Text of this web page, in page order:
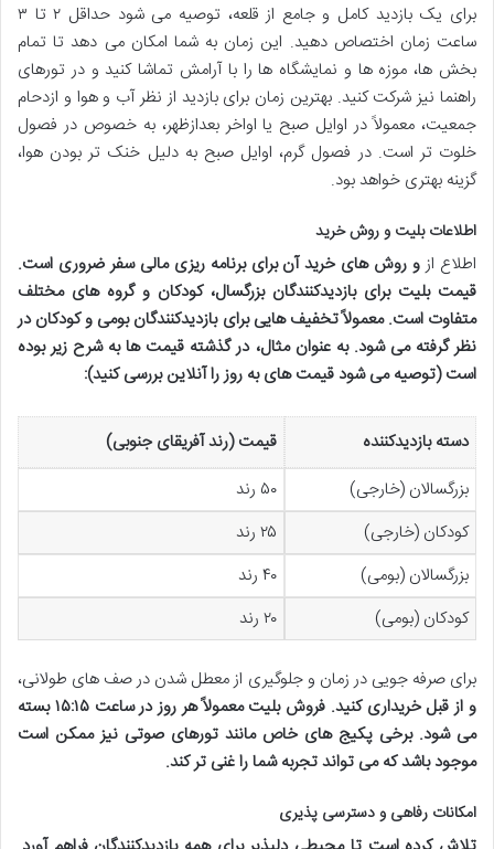
برای یک بازدید کامل و جامع از قلعه، توصیه می شود حداقل ۲ تا ۳
ساعت زمان اختصاص دهید. این زمان به شما امکان می دهد تا تمام
بخش ها، موزه ها و نمایشگاه ها را با آرامش تماشا کنید و در تورهای
راهنما نیز شرکت کنید. بهترین زمان برای بازدید از نظر آب و هوا و ازدحام
جمعیت، معمولاً در اوایل صبح یا اواخر بعدازظهر، به خصوص در فصول
خلوت تر است. در فصول گرم، اوایل صبح به دلیل خنک تر بودن هوا،
گزینه بهتری خواهد بود.
اطلاعات بلیت و روش خرید
اطلاع ازو روش های خرید آن برای برنامه ریزی مالی سفر ضروری است.
قیمت بلیت برای بازدیدکنندگان بزرگسال، کودکان و گروه های مختلف
متفاوت است. معمولاً تخفیف هایی برای بازدیدکنندگان بومی و کودکان در
نظر گرفته می شود. به عنوان مثال، در گذشته قیمت ها به شرح زیر بوده
است (توصیه می شود قیمت های به روز را آنلاین بررسی کنید):
دسته بازدیدکننده
قیمت (رند آفریقای جنوبی)
بزرگسالان (خارجی)
۵۰ رند
کودکان (خارجی)
۲۵ رند
بزرگسالان (بومی)
۴۰ رند
کودکان (بومی)
۲۰ رند
برای صرفه جویی در زمان و جلوگیری از معطل شدن در صف های طولانی،
و از قبل خریداری کنید. فروش بلیت معمولاً هر روز در ساعت ۱۵:۱۵ بسته
می شود. برخی پکیج های خاص مانند تورهای صوتی نیز ممکن است
موجود باشد که می تواند تجربه شما را غنی تر کند.
امکانات رفاهی و دسترسی پذیری